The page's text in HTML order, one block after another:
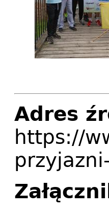
Adres
https://